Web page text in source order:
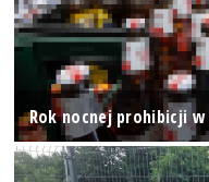
Rok nocnej prohibicji